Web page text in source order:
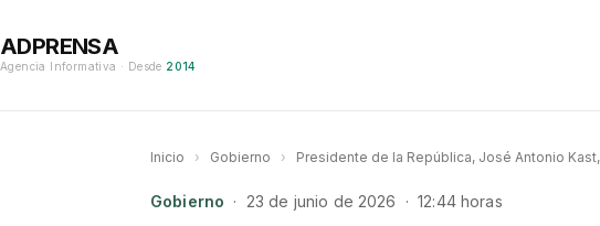
ADPRENSA
Agencia Informativa · Desde 2014
Inicio › Gobierno › Presidente de la República, José Antonio
Gobierno · 23 de junio de 2026 · 12:44 horas